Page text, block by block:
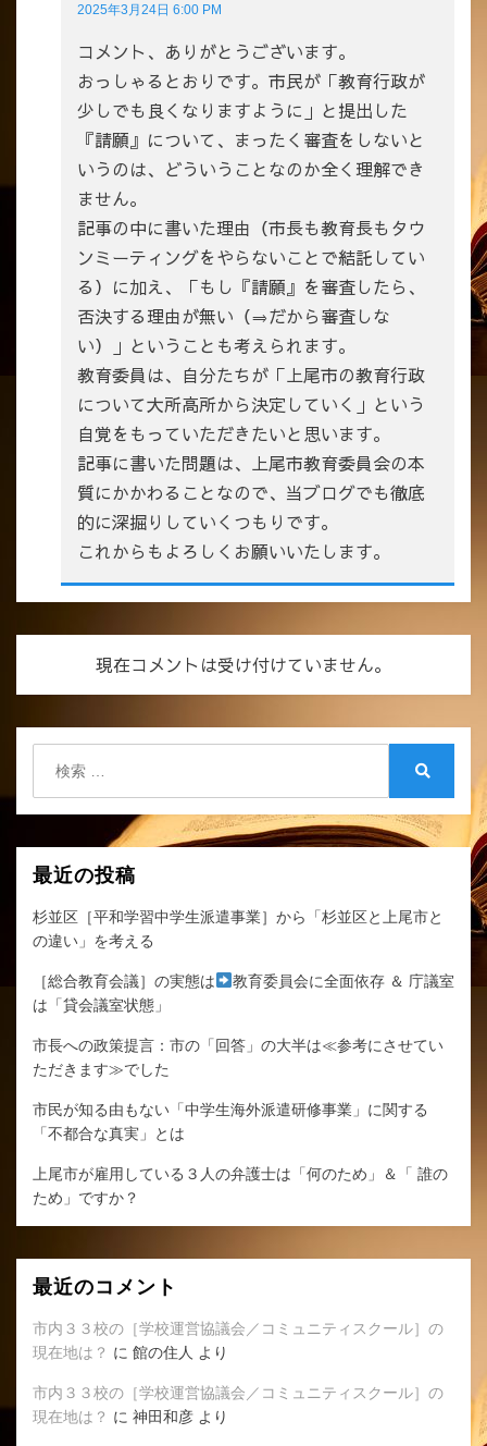
2025年3月24日 6:00 PM
コメント、ありがとうございます。
おっしゃるとおりです。市民が「教育行政が
少しでも良くなりますように」と提出した
『請願』について、まったく審査をしないと
いうのは、どういうことなのか全く理解でき
ません。
記事の中に書いた理由（市長も教育長もタウ
ンミーティングをやらないことで結託してい
る）に加え、「もし『請願』を審査したら、
否決する理由が無い（⇒だから審査しな
い）」ということも考えられます。
教育委員は、自分たちが「上尾市の教育行政
について大所高所から決定していく」という
自覚をもっていただきたいと思います。
記事に書いた問題は、上尾市教育委員会の本
質にかかわることなので、当ブログでも徹底
的に深掘りしていくつもりです。
これからもよろしくお願いいたします。
現在コメントは受け付けていません。
最近の投稿
杉並区［平和学習中学生派遣事業］から「杉並区と上尾市と
の違い」を考える
［総合教育会議］の実態は
教育委員会に全面依存 ＆ 庁議室
は「貸会議室状態」
市長への政策提言：市の「回答」の大半は≪参考にさせてい
ただきます≫でした
市民が知る由もない「中学生海外派遣研修事業」に関する
「不都合な真実」とは
上尾市が雇用している３人の弁護士は「何のため」＆「 誰の
ため」ですか？
最近のコメント
市内３３校の［学校運営協議会／コミュニティスクール］の
現在地は？ に 館の住人 より
市内３３校の［学校運営協議会／コミュニティスクール］の
現在地は？ に 神田和彦 より